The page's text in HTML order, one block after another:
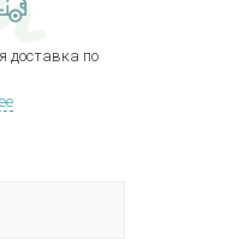
доставка по